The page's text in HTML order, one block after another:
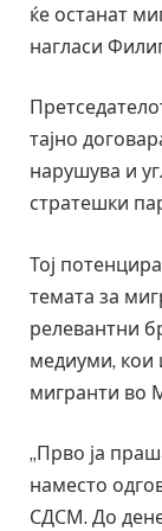
ќе останат
нагласи
тајно
нарушува и
стратешки
Тој
темата за
релевантни
медиуми, кои
мигранти во
„Прво ја
наместо
СДСМ. До